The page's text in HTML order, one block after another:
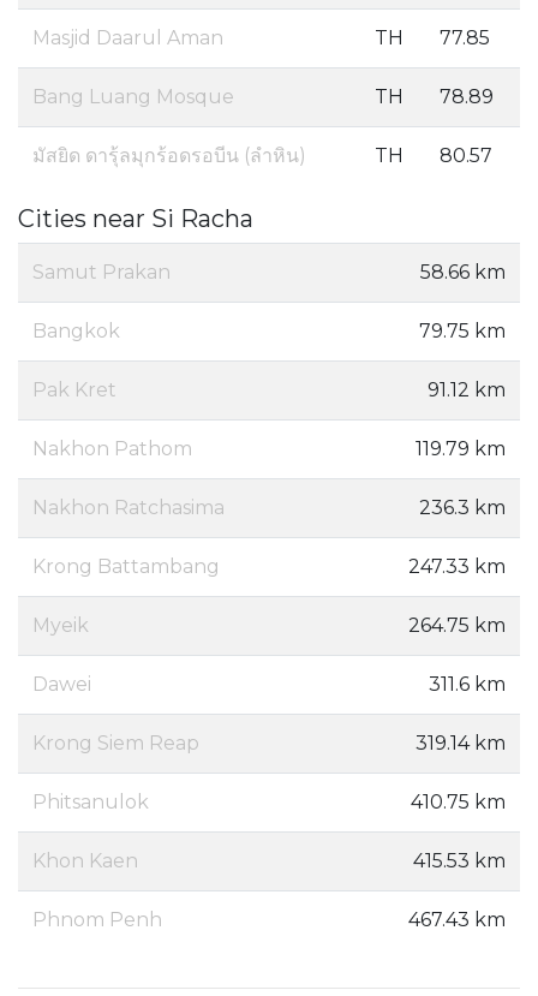
Masjid Daarul Aman TH 77.85
Bang Luang Mosque TH 78.89
มัสยิด ดารุ้ลมุกร้อดรอบีน (ลำหิน) TH 80.57
Cities near Si Racha
Samut Prakan 58.66 km
Bangkok 79.75 km
Pak Kret 91.12 km
Nakhon Pathom 119.79 km
Nakhon Ratchasima 236.3 km
Krong Battambang 247.33 km
Myeik 264.75 km
Dawei 311.6 km
Krong Siem Reap 319.14 km
Phitsanulok 410.75 km
Khon Kaen 415.53 km
Phnom Penh 467.43 km